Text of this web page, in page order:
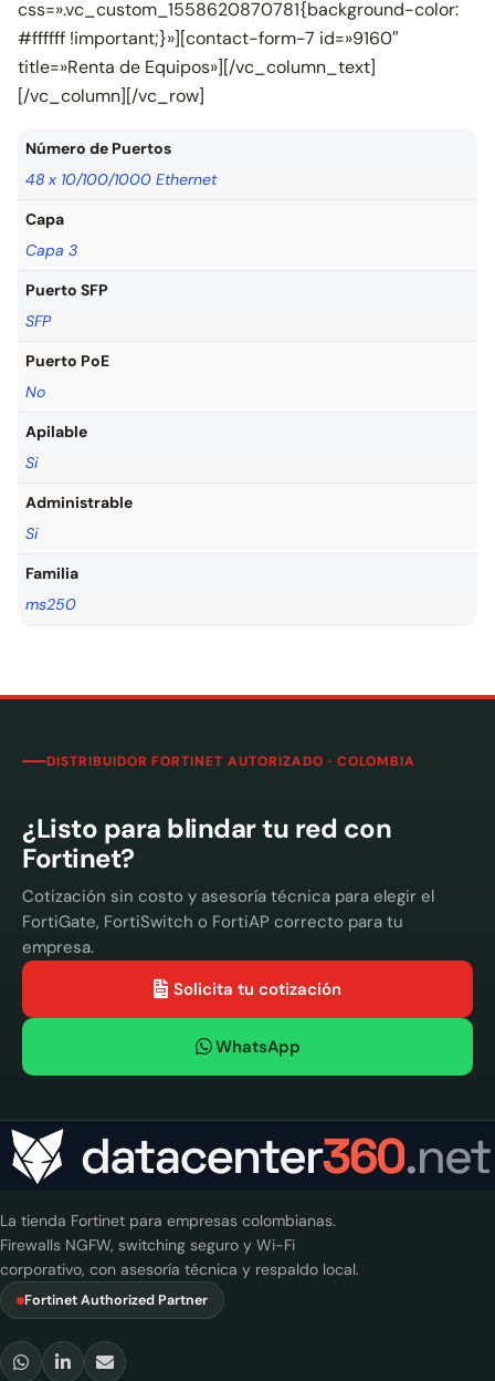
css=».vc_custom_1558620870781{background-color:
#ffffff !important;}»][contact-form-7 id=»9160″
title=»Renta de Equipos»][/vc_column_text]
[/vc_column][/vc_row]
Número de Puertos
48 x 10/100/1000 Ethernet
Capa
Capa 3
Puerto SFP
SFP
Puerto PoE
No
Apilable
Si
Administrable
Si
Familia
ms250
DISTRIBUIDOR FORTINET AUTORIZADO · COLOMBIA
¿Listo para blindar tu red con
Fortinet?
Cotización sin costo y asesoría técnica para elegir el
FortiGate, FortiSwitch o FortiAP correcto para tu
empresa.
Solicita tu cotización
WhatsApp
La tienda Fortinet para empresas colombianas.
Firewalls NGFW, switching seguro y Wi-Fi
corporativo, con asesoría técnica y respaldo local.
Fortinet Authorized Partner